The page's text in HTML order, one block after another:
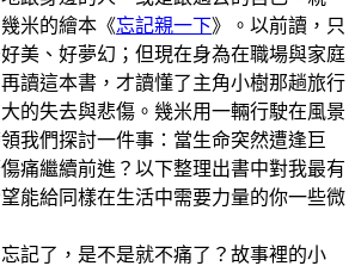
米的繪本《忘記親一下》。以前讀，只
美、好夢幻；但現在身為在職場與家庭
讀這本書，才讀懂了主角小樹那趟旅行
的失去與悲傷。幾米用一輛行駛在風景
我們探討一件事：當生命突然遭逢巨
痛繼續前進？以下整理出書中對我最有
能給同樣在生活中需要力量的你一些微
記了，是不是就不痛了？故事裡的小